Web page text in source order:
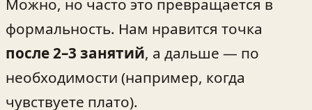
Можно, но часто это превращается в
формальность. Нам нравится точка
после 2–3 занятий, а дальше — по
необходимости (например, когда
чувствуете плато).